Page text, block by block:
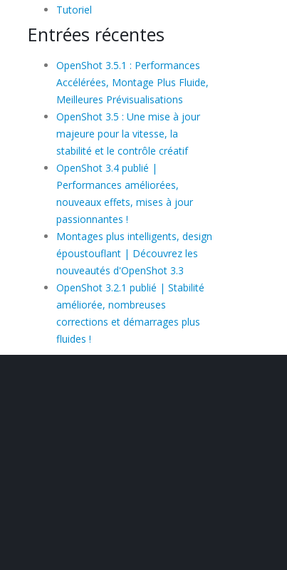
Tutoriel
Entrées récentes
OpenShot 3.5.1 : Performances
Accélérées, Montage Plus Fluide,
Meilleures Prévisualisations
OpenShot 3.5 : Une mise à jour
majeure pour la vitesse, la
stabilité et le contrôle créatif
OpenShot 3.4 publié |
Performances améliorées,
nouveaux effets, mises à jour
passionnantes !
Montages plus intelligents, design
époustouflant | Découvrez les
nouveautés d'OpenShot 3.3
OpenShot 3.2.1 publié | Stabilité
améliorée, nombreuses
corrections et démarrages plus
fluides !